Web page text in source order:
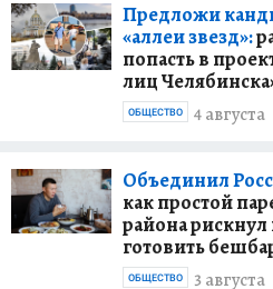
Предложи
«аллеи звезд»:
попасть в
лиц
4 августа
ОБЩЕСТВО
Объединил
как простой
района
готовить
3 августа
ОБЩЕСТВО